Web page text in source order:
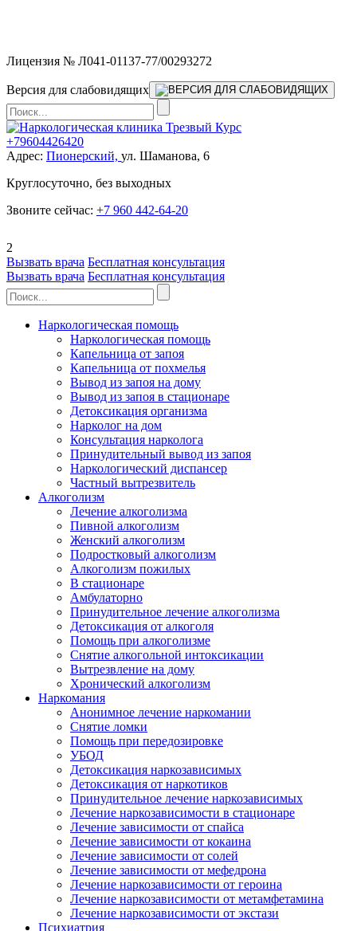
Лицензия № Л041-01137-77/00293272
Версия для слабовидящих
+79604426420
Адрес: Пионерский, ул. Шаманова, 6
Круглосуточно, без выходных
Звоните сейчас: +7 960 442-64-20
2
Вызвать врача Бесплатная консультация
Вызвать врача Бесплатная консультация
Наркологическая помощь
Наркологическая помощь
Капельница от запоя
Капельница от похмелья
Вывод из запоя на дому
Вывод из запоя в стационаре
Детоксикация организма
Нарколог на дом
Консультация нарколога
Принудительный вывод из запоя
Наркологический диспансер
Частный вытрезвитель
Алкоголизм
Лечение алкоголизма
Пивной алкоголизм
Женский алкоголизм
Подростковый алкоголизм
Алкоголизм пожилых
В стационаре
Амбулаторно
Принудительное лечение алкоголизма
Детоксикация от алкоголя
Помощь при алкоголизме
Снятие алкогольной интоксикации
Вытрезвление на дому
Хронический алкоголизм
Наркомания
Анонимное лечение наркомании
Снятие ломки
Помощь при передозировке
УБОД
Детоксикация наркозависимых
Детоксикация от наркотиков
Принудительное лечение наркозависимых
Лечение наркозависимости в стационаре
Лечение зависимости от спайса
Лечение зависимости от кокаина
Лечение зависимости от солей
Лечение зависимости от мефедрона
Лечение наркозависимости от героина
Лечение наркозависимости от метамфетамина
Лечение наркозависимости от экстази
Психиатрия